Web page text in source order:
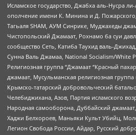
Исламское государство, Джабха аль-Нусра
ополчение имени К. Минина и Д.
Тагьаля SHAM, АУМ Синрике, Муджахеды
Чистопольский Джамаат, Рохнамо ба суи
сообщество Сеть, Катиба Таухид валь-
Сунна Валь Джамаа, National Socialism/White
Религиозная группа “Джамаат “Красный
джамаат, Мусульманская религиозная
Крымско-татарский добровольческий
Челебиджихана, Азов, Партия исламского
Народная самооборона, Дуббайский
Хаджи Белхороев, Маньяки Культ Убийц,
Легион Свобода России, Айдар, Русский